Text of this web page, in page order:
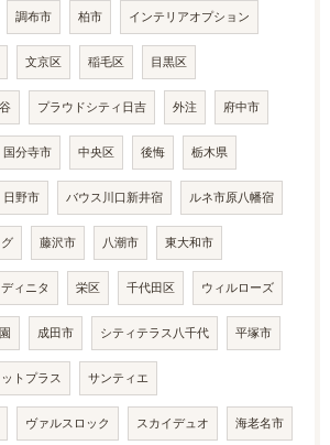
調布市 柏市 インテリアオプション
文京区 稲毛区 目黒区
プラウドシティ日吉 外注 府中市
国分寺市 中央区 後悔 栃木県
日野市 バウス川口新井宿 ルネ市原八幡宿
藤沢市 八潮市 東大和市
ディニタ 栄区 千代田区 ウィルローズ
成田市 シティテラス八千代 平塚市
トプラス サンティエ
ヴァルスロック スカイデュオ 海老名市